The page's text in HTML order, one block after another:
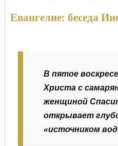
Евангелие: беседа
В пятое
Христа с
женщиной
открывает
«источником